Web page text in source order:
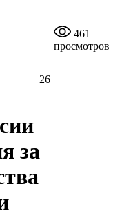
26
461
просмотров
за